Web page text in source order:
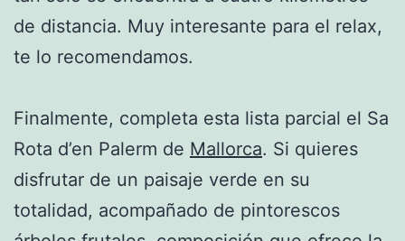
de distancia. Muy interesante para el relax,
te lo recomendamos.
Finalmente, completa esta lista parcial el Sa
Rota d’en Palerm de Mallorca. Si quieres
disfrutar de un paisaje verde en su
totalidad, acompañado de pintorescos